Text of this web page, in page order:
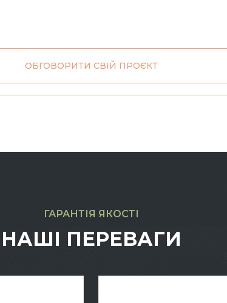
ОБГОВОРИТИ СВІЙ ПРОЄКТ
ГАРАНТІЯ ЯКОСТІ
НАШІ ПЕРЕВАГИ